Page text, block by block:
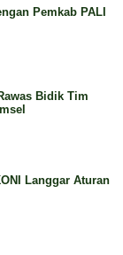
Pemkab PALI
Bidik Tim
Langgar Aturan